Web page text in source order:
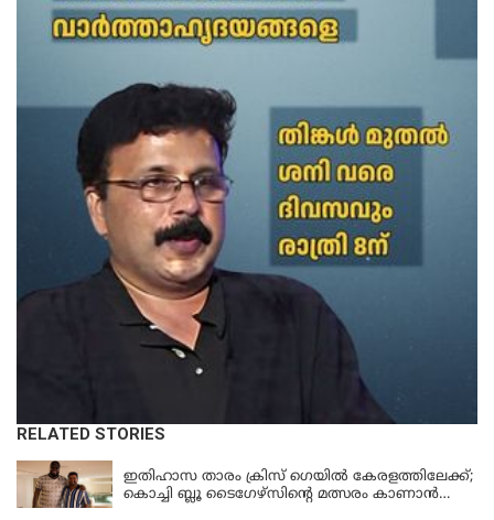
RELATED STORIES
KERALA
ഇതിഹാസ താരം ക്രിസ് ഗെയിൽ കേരളത്തിലേക്ക്;
കൊച്ചി ബ്ലൂ ടൈഗേഴ്സിന്റെ മത്സരം കാണാൻ